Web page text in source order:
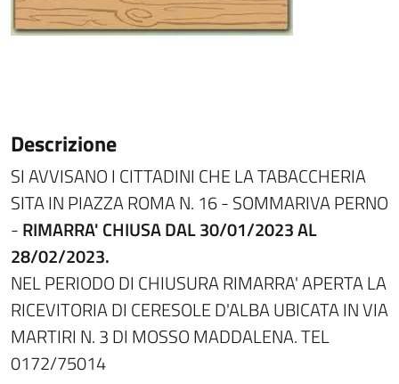
Descrizione
SI AVVISANO I CITTADINI CHE LA TABACCHERIA
SITA IN PIAZZA ROMA N. 16 - SOMMARIVA PERNO
-RIMARRA' CHIUSA DAL 30/01/2023 AL
28/02/2023.
NEL PERIODO DI CHIUSURA RIMARRA' APERTA LA
RICEVITORIA DI CERESOLE D'ALBA UBICATA IN VIA
MARTIRI N. 3 DI MOSSO MADDALENA. TEL
0172/75014